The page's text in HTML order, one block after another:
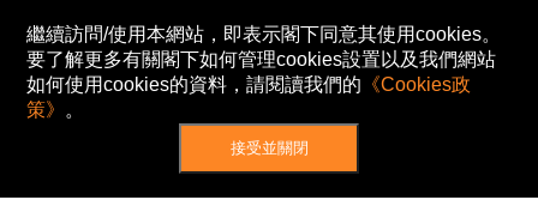
繼續訪問/使用本網站，即表示閣下同意其使用cookies。
要了解更多有關閣下如何管理cookies設置以及我們網站
如何使用cookies的資料，請閱讀我們的 《Cookies政
策》 。
接受並關閉